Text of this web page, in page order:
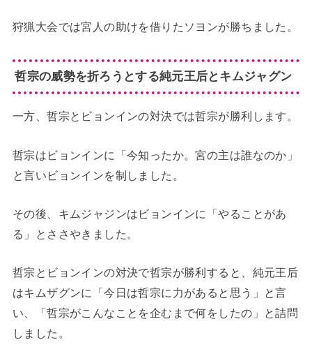
狩猟大会では宮人の助けを借りたソヨンが勝ちました。
哲宗の威勢を折ろうとする純元王后とキムジャグン
一方、哲宗とビョンインの対決では哲宗が勝利します。
哲宗はビョンインに「今知ったか。宮の主は誰なのか」
と言いビョンインを制しました。
その後、キムジャジンはビョンインに「やることがあ
る」とささやきました。
哲宗とビョンインの対決で哲宗が勝利すると、純元王后
はキムザグンに「今日は哲宗に力があると思う」と言
い、「哲宗がこんなことを企むまで何をしたの」と詰問
しました。